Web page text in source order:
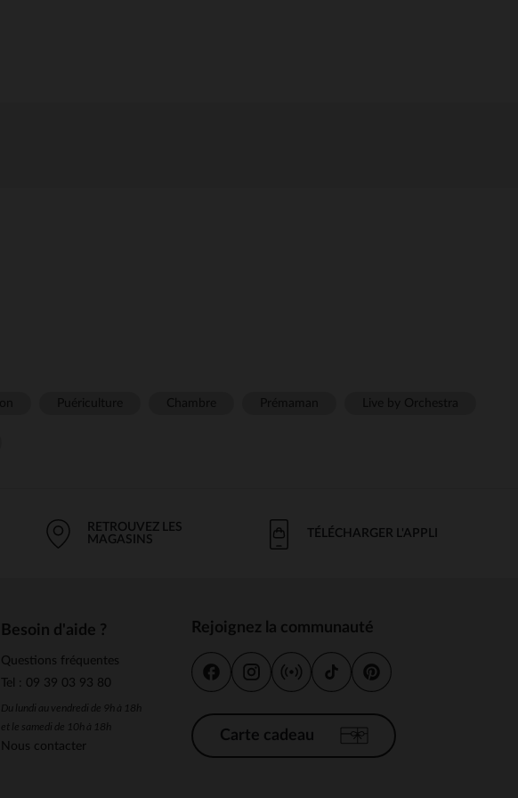
RETROUVEZ LES
MAGASINS
TÉLÉCHARGER L'APPLI
Besoin d'aide ?
Questions fréquentes
Tel : 09 39 03 93 80
Du lundi au vendredi de 9h à 18h
et le samedi de 10h à 18h
Nous contacter
Rejoignez la communauté
Carte cadeau